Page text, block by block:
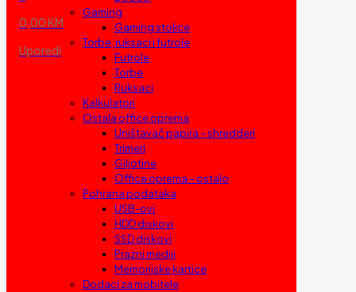
0,00 KM
Uporedi
Gaming
Gaming stolice
Torbe, ruksaci i futrole
Futrole
Torbe
Ruksaci
Kalkulatori
Ostala office oprema
Uništavač papira – shredderi
Trimeri
Giljotine
Office oprema – ostalo
Pohrana podataka
USB-ovi
HDD diskovi
SSD diskovi
Prazni mediji
Memorijske kartice
Dodaci za mobitele